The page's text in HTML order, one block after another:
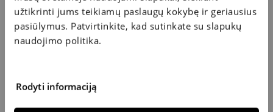
užtikrinti jums teikiamų paslaugų kokybę ir geriausius
pasiūlymus. Patvirtinkite, kad sutinkate su slapukų
naudojimo politika.
Rodyti informaciją
(Kaunas).
2019 m. – „Chirurginiai refrakcijos ydų gydymo
metodai bei galimos komplikacijos“,
Oftalmologinių lęšių gamykla (Vilnius).
priemonės, gydymo alternatyvos“, LSMU
KUPONAS
M
A
IS
T
O
P
A
P
IL
D
A
I
A
K
IM
S